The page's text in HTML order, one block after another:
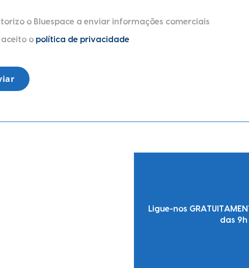
o Bluespace a enviar informações comerciais
aceito o política de privacidade
Ligue-nos
das 9h